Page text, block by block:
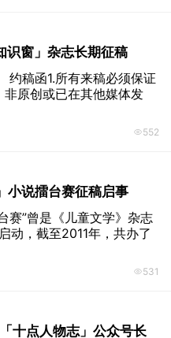
窗」杂志长期征稿
约稿函1.所有来稿必须保证
原创或已在其他媒体发
552
小说擂台赛征稿启事
赛”曾是《儿童文学》杂志
动，截至2011年，共办了
531
点人物志」公众号长